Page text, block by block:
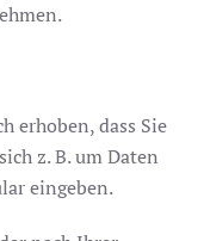
erhoben, dass Sie
z. B. um Daten
eingeben.